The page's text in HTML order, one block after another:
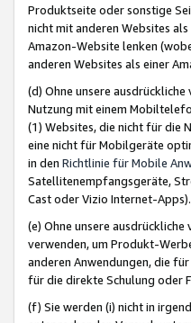
Produktseite oder sonstige
nicht mit anderen Websites
Amazon-Website lenken
anderen Websites als einer
(d) Ohne unsere
Nutzung mit einem
(1) Websites, die nicht für die
eine nicht für Mobilgeräte
in den Richtlinie für Mobile
Satellitenempfangsgeräte,
Cast oder Vizio Internet-Apps).
(e) Ohne unsere
verwenden, um Produkt-
anderen Anwendungen, die
für die direkte Schulung oder
(f) Sie werden (i) nicht in